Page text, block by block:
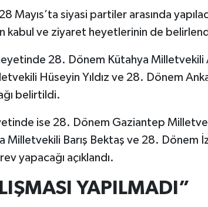
Mayıs’ta siyasi partiler arasında
kabul ve ziyaret heyetlerinin de
28. Dönem Kütahya Milletvekili
Hüseyin Yıldız ve 28. Dönem
belirtildi.
ise 28. Dönem Gaziantep
Milletvekili Barış Bektaş ve 28. Dönem
yapacağı açıklandı.
YAPILMADI”